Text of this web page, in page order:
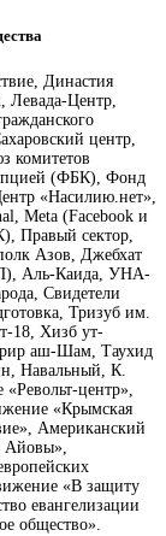
Династия
Левада-Центр,
центр,
комитетов
(ФБК), Фонд
«Насилию.нет»,
Meta (Facebook и
Правый сектор,
Азов, Джебхат
Аль-Каида, УНА-
Свидетели
Тризуб им.
18, Хизб ут-
аш-Шам, Таухид
Навальный, К.
центр»,
«Крымская
Американский
Айовы»,
«В защиту
евангелизации
общество».